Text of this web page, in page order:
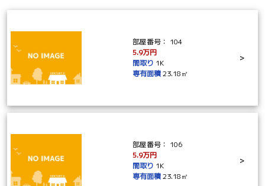
部屋番号： 104
5.9万円
間取り 1K
専有面積23.18㎡
>
部屋番号： 106
5.9万円
間取り 1K
専有面積23.18㎡
>